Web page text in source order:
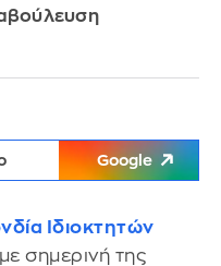
Google
Ιδιοκτητών
με σημερινή της